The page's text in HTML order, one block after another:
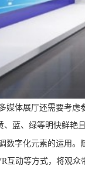
媒体展厅还需要考虑
蓝、绿等明快鲜艳
数字化元素的运用。
互动等方式，将观众